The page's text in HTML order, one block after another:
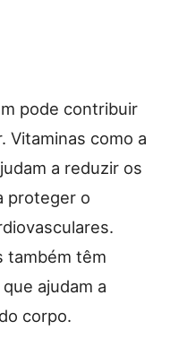
pode contribuir
Vitaminas como a
a reduzir os
proteger o
também têm
ajudam a
corpo.